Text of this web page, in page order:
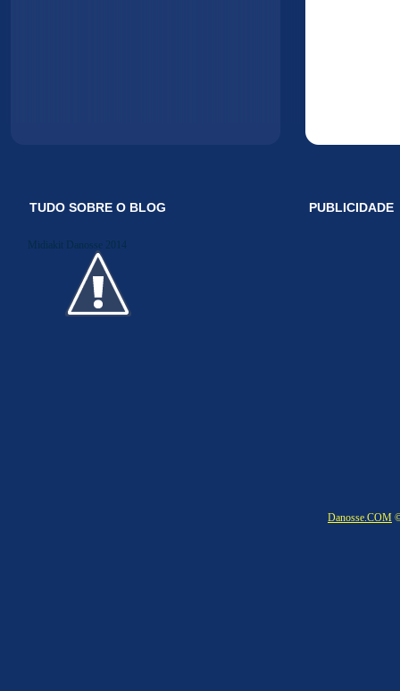
TUDO SOBRE O BLOG
Midiakit Danosse 2014
PUBLICIDADE
Danosse.COM